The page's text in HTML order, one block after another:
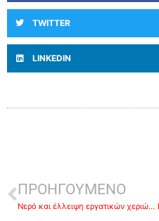
TWITTER
LINKEDIN
ΠΡΟΗΓΟΥΜΕΝΟ
Νερό και έλλειψη εργατικών χεριών οι αντίπαλοι του ροδιού στην Ερμιόνη